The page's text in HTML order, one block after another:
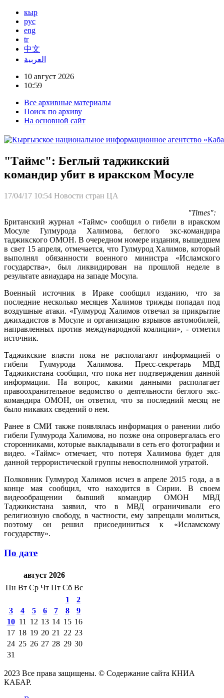
кыр
рус
eng
tr
中文
العربية
10 август 2026
10:59
Все архивные материалы
Поиск по архиву
На основной сайт
"Tаймс": Беглый таджикский
командир убит в иракском Мосуле
17/04/17 10:54 Новости стран ЦА
"Times":
Британский журнал «Таймс» сообщил о гибели в иракском
Мосуле Гулмурода Халимова, беглого экс-командира
таджикского ОМОН. В очередном номере издания, вышедшем
в свет 15 апреля, отмечается, что Гулмурод Халимов, который
выполнял обязанности военного министра «Исламского
государства», был ликвидирован на прошлой неделе в
результате авиаудара на западе Мосула.
Военный источник в Ираке сообщил изданию, что за
последние несколько месяцев Халимов трижды попадал под
воздушные атаки. «Гулмурод Халимов отвечал за прикрытие
джихадистов в Мосуле и организацию взрывов автомобилей,
направленных против международной коалиции», - отметил
источник.
Таджикские власти пока не располагают информацией о
гибели Гулмурода Халимова. Пресс-секретарь МВД
Таджикистана сообщил, что пока нет подтверждения данной
информации. На вопрос, какими данными располагает
правоохранительное ведомство о деятельности беглого экс-
командира ОМОН, он ответил, что за последний месяц не
было никаких сведений о нем.
Ранее в СМИ также появлялась информация о ранении либо
гибели Гулмурода Халимова, но позже она опровергалась его
сторонниками, которые выкладывали в сеть его фотографии и
видео. «Таймс» отмечает, что потеря Халимова будет для
данной террористической группы невосполнимой утратой.
Полковник Гулмурод Халимов исчез в апреле 2015 года, а в
конце мая сообщил, что находится в Сирии. В своем
видеообращении бывший командир ОМОН МВД
Таджикистана заявил, что в МВД ограничивали его
религиозную свободу, в частности, ему запрещали молиться,
поэтому он решил присоединиться к «Исламскому
государству».
По дате
август 2026
Пн Вт Ср Чт Пт Сб Вс
1
2
3
4 5 6 7 8
9
10 11 12 13 14 15 16
17 18 19 20 21 22 23
24 25 26 27 28 29 30
31
2023 Все права защищены. © Содержание сайта КНИА
КАБАР.